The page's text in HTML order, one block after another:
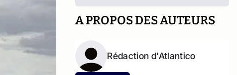
A PROPOS DES AUTEURS
Rédaction d'Atlantico